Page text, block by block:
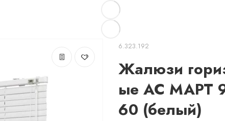
6.323.192
Жалюзи
ые АС МАРТ
60 (белый)